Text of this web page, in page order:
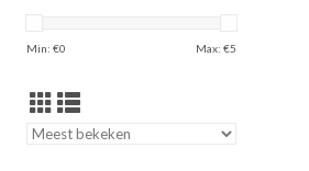
Min: €0 Max: €5